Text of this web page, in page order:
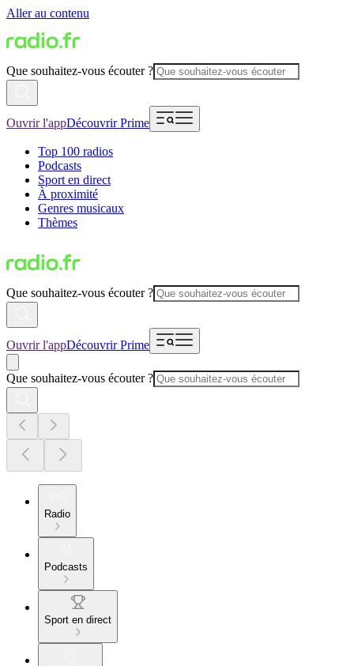
Aller au contenu
Que souhaitez-vous écouter ?
Ouvrir l'appDécouvrir Prime
Top 100 radios
Podcasts
Sport en direct
À proximité
Genres musicaux
Thèmes
Que souhaitez-vous écouter ?
Ouvrir l'appDécouvrir Prime
Que souhaitez-vous écouter ?
Radio
Podcasts
Sport en direct